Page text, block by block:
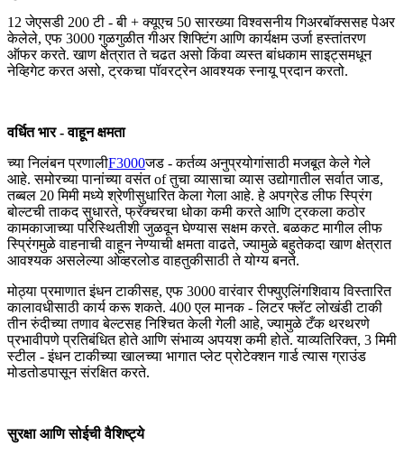
12 जेएसडी 200 टी - बी + क्यूएच 50 सारख्या विश्वसनीय गिअरबॉक्ससह पेअर
केलेले, एफ 3000 गुळगुळीत गीअर शिफ्टिंग आणि कार्यक्षम उर्जा हस्तांतरण
ऑफर करते. खाण क्षेत्रात ते चढत असो किंवा व्यस्त बांधकाम साइट्समधून
नेव्हिगेट करत असो, ट्रकचा पॉवरट्रेन आवश्यक स्नायू प्रदान करतो.
वर्धित भार - वाहून क्षमता
च्या निलंबन प्रणालीF3000जड - कर्तव्य अनुप्रयोगांसाठी मजबूत केले गेले
आहे. समोरच्या पानांच्या वसंत of तुचा व्यासाचा व्यास उद्योगातील सर्वात जाड,
तब्बल 20 मिमी मध्ये श्रेणीसुधारित केला गेला आहे. हे अपग्रेड लीफ स्प्रिंग
बोल्टची ताकद सुधारते, फ्रॅक्चरचा धोका कमी करते आणि ट्रकला कठोर
कामकाजाच्या परिस्थितीशी जुळवून घेण्यास सक्षम करते. बळकट मागील लीफ
स्प्रिंगमुळे वाहनाची वाहून नेण्याची क्षमता वाढते, ज्यामुळे बहुतेकदा खाण क्षेत्रात
आवश्यक असलेल्या ओव्हरलोड वाहतुकीसाठी ते योग्य बनते.
मोठ्या प्रमाणात इंधन टाकीसह, एफ 3000 वारंवार रीफ्युएलिंगशिवाय विस्तारित
कालावधीसाठी कार्य करू शकते. 400 एल मानक - लिटर फ्लॅट लोखंडी टाकी
तीन रुंदीच्या तणाव बेल्टसह निश्चित केली गेली आहे, ज्यामुळे टँक थरथरणे
प्रभावीपणे प्रतिबंधित होते आणि संभाव्य अपयश कमी होते. याव्यतिरिक्त, 3 मिमी
स्टील - इंधन टाकीच्या खालच्या भागात प्लेट प्रोटेक्शन गार्ड त्यास ग्राउंड
मोडतोडपासून संरक्षित करते.
सुरक्षा आणि सोईची वैशिष्ट्ये